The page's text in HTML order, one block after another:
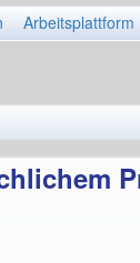
Arbeitsplattform